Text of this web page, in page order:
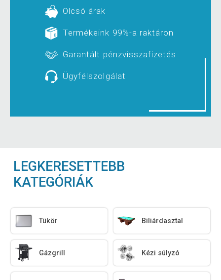
Olcsó árak
Termékeink 99%-a raktáron
Garantált pénzvisszafizetés
Ügyfélszolgálat
LEGKERESETTEBB
KATEGÓRIÁK
Tükör Biliárdasztal
Gázgrill Kézi súlyzó